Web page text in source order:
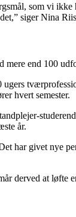
som vi
siger Nina
end 100
hvert semester.
år.
har givet
derved at løfte